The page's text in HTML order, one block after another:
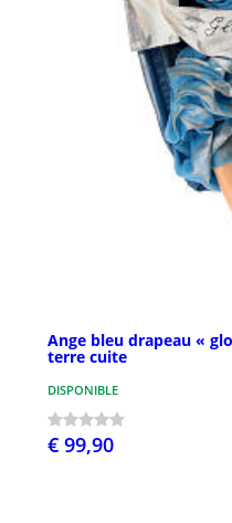
Ange bleu drapeau «
terre cuite
DISPONIBLE
€ 99,90